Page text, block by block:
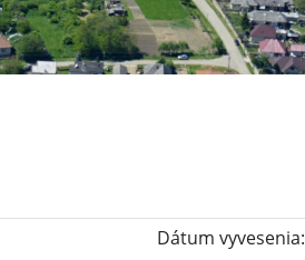
Dátum vyvesenia: